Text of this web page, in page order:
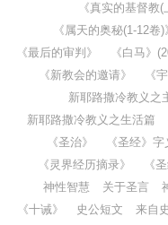
《真实的基督教(
《属天的奥秘(1-12卷)
《最后的审判》
《白马》
《新教会的邀请》
《
新耶路撒冷教义之
新耶路撒冷教义之生活篇
《圣治》
《圣经》
《灵界经历摘录》
《
神性智慧
关于圣言
《十诫》
史公短文 来自